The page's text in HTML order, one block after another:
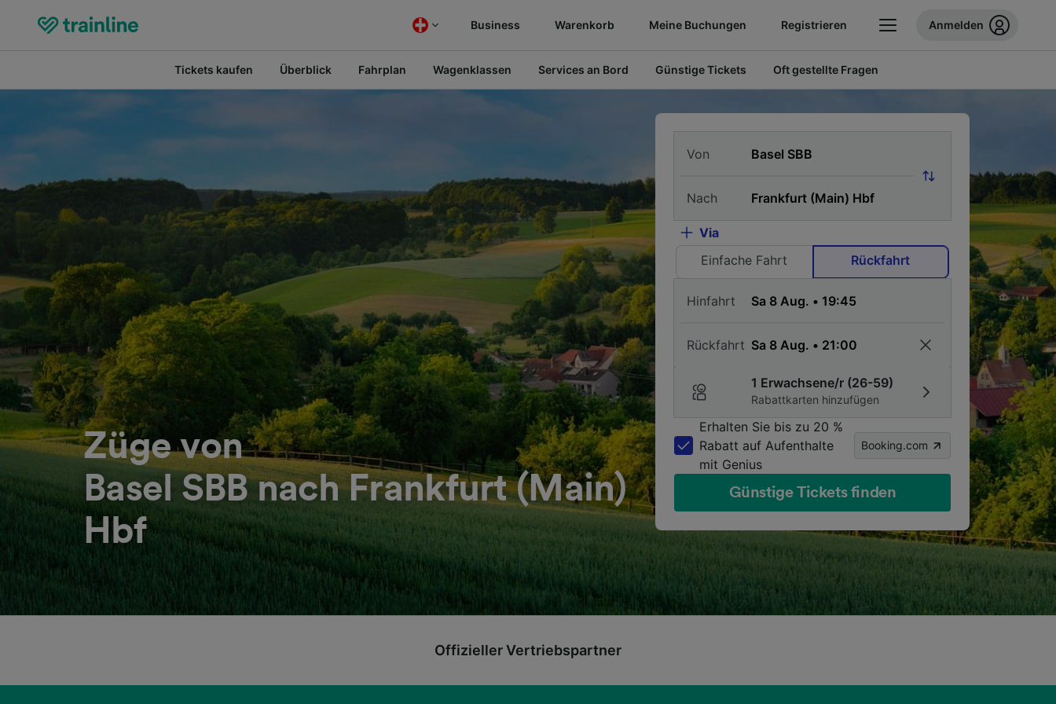
Business Warenkorb Meine Buchungen Registrieren Anmelden
Tickets kaufen Überblick Fahrplan Wagenklassen Services an Bord Günstige Tickets Oft gestellte Fragen
Züge von
Basel SBB nach Frankfurt (Main)
Hbf
Von
Nach
Via
Einfache Fahrt
Rückfahrt
Hinfahrt
Rückfahrt
1 Erwachsene/r (26-59)
Rabattkarten hinzufügen
Erhalten Sie bis zu 20 %
Rabatt auf Aufenthalte
mit Genius
Booking.com
Günstige Tickets finden
Offizieller Vertriebspartner